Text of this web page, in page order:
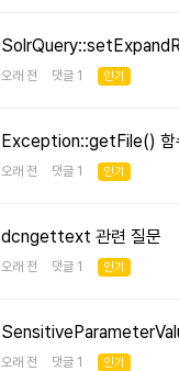
오래 전 댓글 1 인기
Exception::getFile() 함
오래 전 댓글 1 인기
dcngettext 관련 질문
오래 전 댓글 1 인기
오래 전 댓글 1 인기